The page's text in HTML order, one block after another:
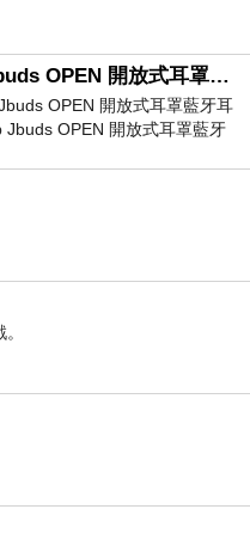
開箱｜JLab Jbuds OPEN 開放式耳罩藍牙耳機 - 設計美學，輕巧、透氣、環境音全物理達成！
OPEN 開放式耳罩藍牙耳
Jbuds OPEN 開放式耳罩藍牙
色，值得喜愛美型工